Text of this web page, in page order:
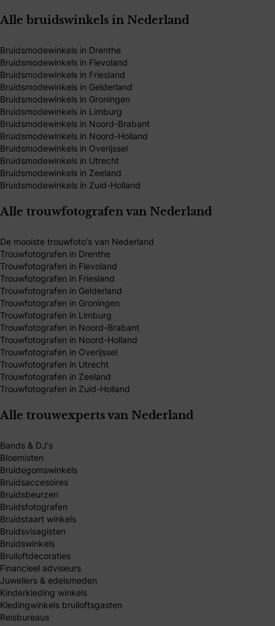
Alle bruidswinkels in Nederland
Bruidsmodewinkels in Drenthe
Bruidsmodewinkels in Flevoland
Bruidsmodewinkels in Friesland
Bruidsmodewinkels in Gelderland
Bruidsmodewinkels in Groningen
Bruidsmodewinkels in Limburg
Bruidsmodewinkels in Noord-Brabant
Bruidsmodewinkels in Noord-Holland
Bruidsmodewinkels in Overijssel
Bruidsmodewinkels in Utrecht
Bruidsmodewinkels in Zeeland
Bruidsmodewinkels in Zuid-Holland
Alle trouwfotografen van Nederland
De mooiste trouwfoto's van Nederland
Trouwfotografen in Drenthe
Trouwfotografen in Flevoland
Trouwfotografen in Friesland
Trouwfotografen in Gelderland
Trouwfotografen in Groningen
Trouwfotografen in Limburg
Trouwfotografen in Noord-Brabant
Trouwfotografen in Noord-Holland
Trouwfotografen in Overijssel
Trouwfotografen in Utrecht
Trouwfotografen in Zeeland
Trouwfotografen in Zuid-Holland
Alle trouwexperts van Nederland
Bands & DJ's
Bloemisten
Bruidegomswinkels
Bruidsaccesoires
Bruidsbeurzen
Bruidsfotografen
Bruidstaart winkels
Bruidsvisagisten
Bruidswinkels
Bruiloftdecoraties
Financieel adviseurs
Juweliers & edelsmeden
Kinderkleding winkels
Kledingwinkels bruiloftsgasten
Reisbureaus